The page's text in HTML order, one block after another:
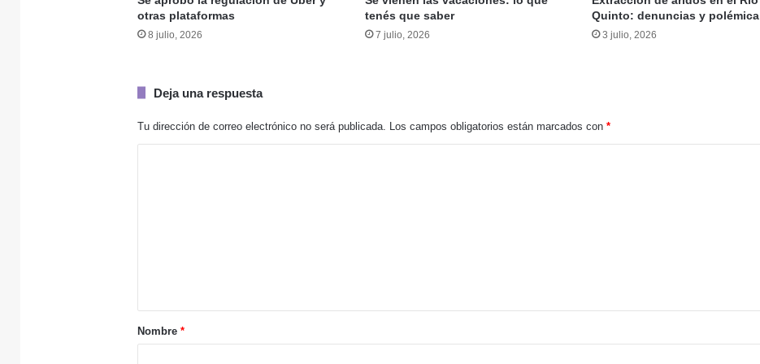
18 julio, 2026
otras plataformas
8 julio, 2026
tenés que saber
7 julio, 2026
Quinto: denuncias y polémica
3 julio, 2026
Deja una respuesta
Tu dirección de correo electrónico no será publicada. Los campos obligatorios están marcados con*
rNombre*